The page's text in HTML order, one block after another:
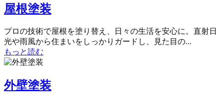
屋根塗装
プロの技術で屋根を塗り替え、日々の生活を安心に。直射日
光や雨風から住まいをしっかりガードし、見た目の...
もっと読む
外壁塗装